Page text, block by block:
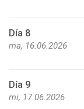
Día 8
ma, 16.06.2026
Día 9
mi, 17.06.2026